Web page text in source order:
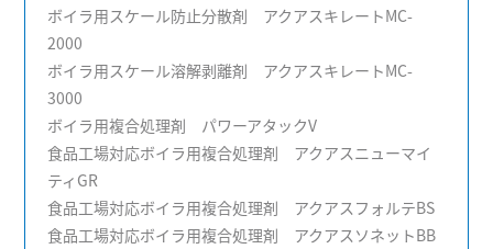
ボイラ用スケール防止分散剤 アクアスキレートMC-
2000
ボイラ用スケール溶解剥離剤 アクアスキレートMC-
3000
ボイラ用複合処理剤 パワーアタックV
食品工場対応ボイラ用複合処理剤 アクアスニューマイ
ティGR
食品工場対応ボイラ用複合処理剤 アクアスフォルテBS
食品工場対応ボイラ用複合処理剤 アクアスソネットBB